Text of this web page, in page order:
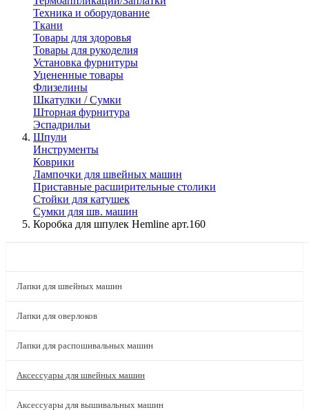
Техника и оборудование
Ткани
Товары для здоровья
Товары для рукоделия
Установка фурнитуры
Уцененные товары
Флизелины
Шкатулки / Сумки
Шторная фурнитура
Эспадрильи
Шпули
Инструменты
Коврики
Лампочки для швейных машин
Приставные расширительные столики
Стойки для катушек
Сумки для шв. машин
Коробка для шпулек Hemline арт.160
Лапки для швейных машин
Лапки для оверлоков
Лапки для распошивальных машин
Аксессуары для швейных машин
Аксессуары для вышивальных машин